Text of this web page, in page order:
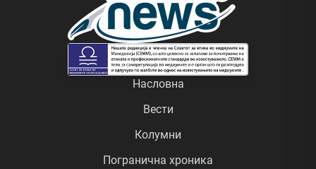
Насловна
Вести
Колумни
Погранична хроника